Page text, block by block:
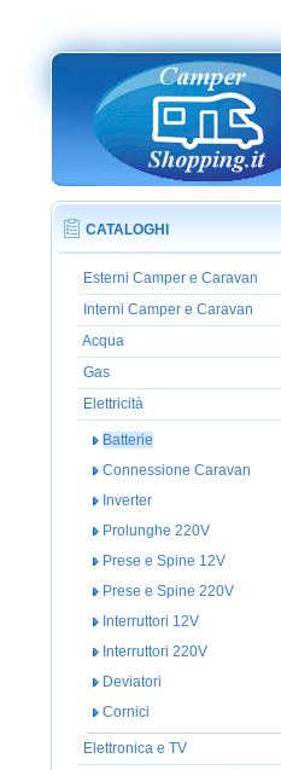
CATALOGHI
Esterni Camper e Caravan
Interni Camper e Caravan
Acqua
Gas
Elettricità
Batterie
Connessione Caravan
Inverter
Prolunghe 220V
Prese e Spine 12V
Prese e Spine 220V
Interruttori 12V
Interruttori 220V
Deviatori
Cornici
Elettronica e TV